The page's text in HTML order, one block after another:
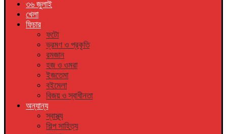
৩৬ জুলাই
খেলা
ফিচার
ফটো
ভ্রমণ ও প্রকৃতি
রমজান
হজ ও ওমরা
ইজতেমা
বইমেলা
বিজয় ও স্বাধীনতা
অন্যান্য
স্বাস্থ্য
শিল্প সাহিত্য